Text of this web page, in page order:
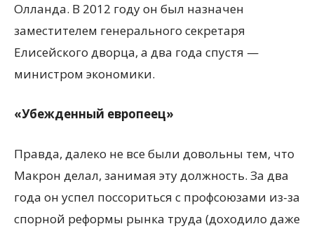
Олланда. В 2012 году он был назначен
заместителем генерального секретаря
Елисейского дворца, а два года спустя —
министром экономики.
«Убежденный европеец»
Правда, далеко не все были довольны тем, что
Макрон делал, занимая эту должность. За два
года он успел поссориться с профсоюзами из-за
спорной реформы рынка труда (доходило даже